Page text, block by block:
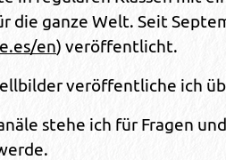
die ganze Welt. Seit
en) veröffentlicht.
veröffentliche ich
stehe ich für Fragen